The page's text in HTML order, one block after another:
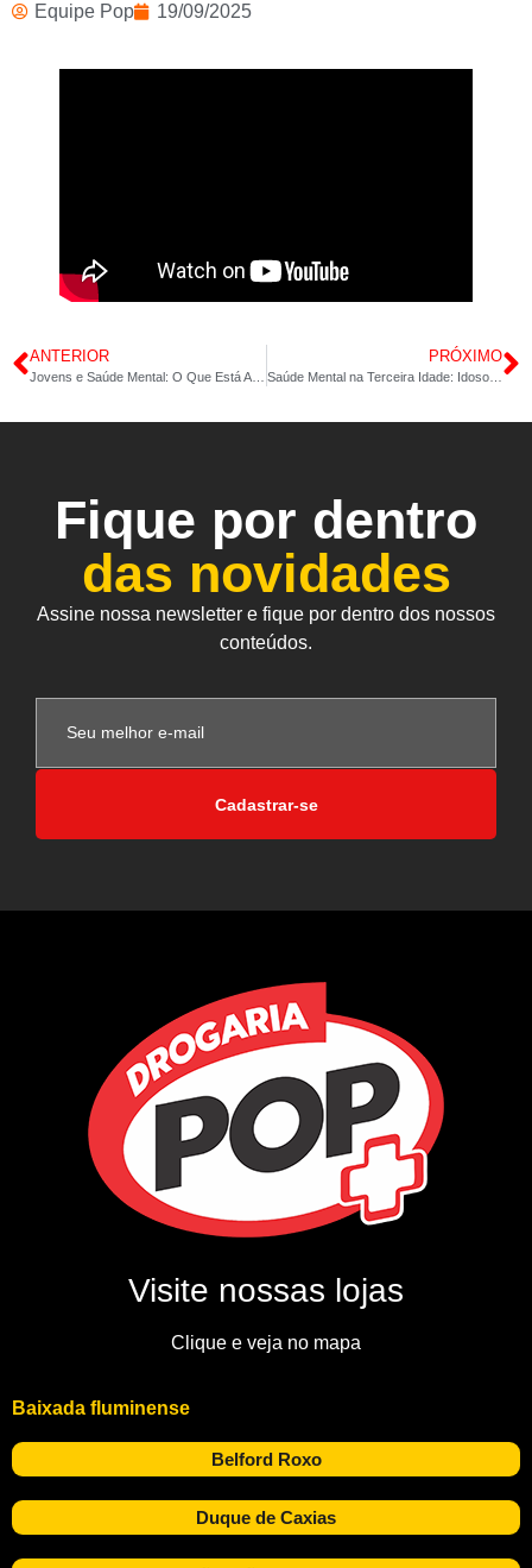
Equipe Pop 19/09/2025
ANTERIOR PRÓXIMO
Saúde Mental na Terceira Idade: Idosos Também Sofrem em Silêncio
Fique por dentro
das novidades
Assine nossa newsletter e fique por dentro dos nossos
conteúdos.
Cadastrar-se
Visite nossas lojas
Clique e veja no mapa
Baixada fluminense
Belford Roxo
Duque de Caxias